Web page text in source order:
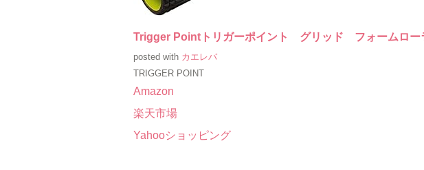
Trigger Pointトリガーポイント グリッド フォームロー
posted with カエレバ
TRIGGER POINT
Amazon
楽天市場
Yahooショッピング